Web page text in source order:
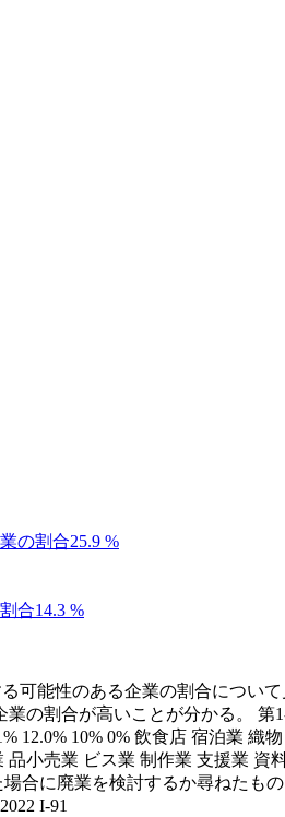
の割合25.9 %
合14.3 %
可能性のある企業の割合につい
の割合が高いことが分かる。
12.0% 10% 0% 飲食店 宿泊
小売業 ビス業 制作業 支援業
合に廃業を検討するか尋ねたも
I-91